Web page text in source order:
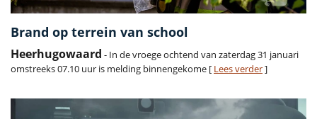
Brand op terrein van school
Heerhugowaard - In de vroege ochtend van zaterdag 31 januari
omstreeks 07.10 uur is melding binnengekome [ Lees verder]